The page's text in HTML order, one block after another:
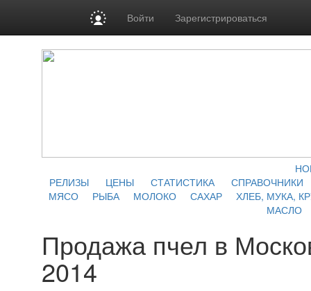
Войти Зарегистрироваться
РЕЛИЗЫ
ЦЕНЫ СТАТИСТИКА
СПРАВОЧНИКИ
МЯСО
РЫБА МОЛОКО САХАР
ХЛЕБ, МУКА,
МАСЛО
Продажа пчел в
2014